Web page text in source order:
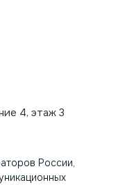
4, этаж 3
России,